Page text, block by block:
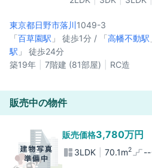
東京都日野市落川1049-3
「百草園駅 」 徒歩1分 / 「高幡不動駅
駅 」 徒歩24分
築19年
7階建 (81部屋) RC造
販売中の物件
販売価格3,780万円
3LDK 70.1m2 --